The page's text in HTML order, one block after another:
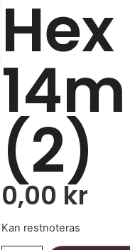
Hex
(2)
0,00 kr
Kan restnoteras